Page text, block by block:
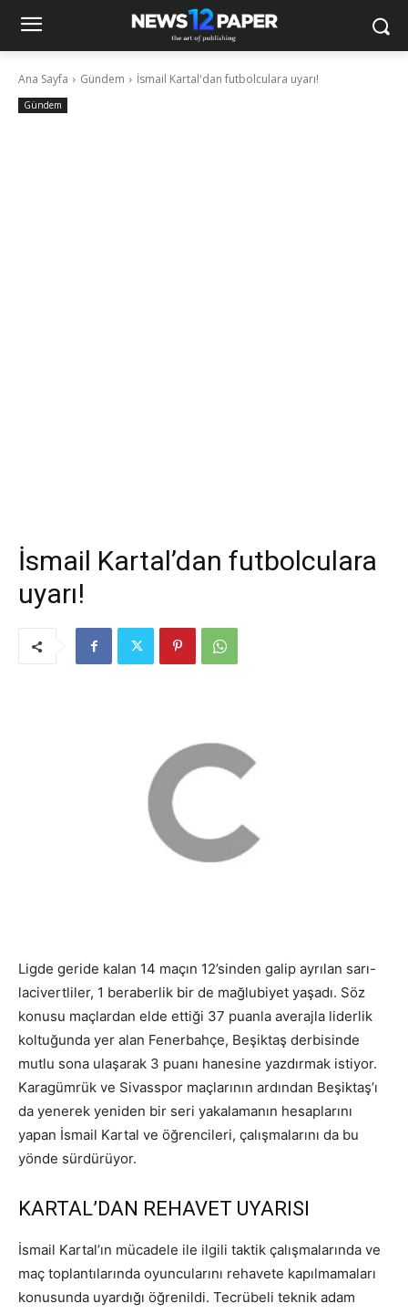
Ana Sayfa Gündem İsmail Kartal'dan futbolculara uyarı!
Gündem
İsmail Kartal’dan futbolculara
uyarı!
Ligde geride kalan 14 maçın 12’sinden galip ayrılan sarı-
lacivertliler, 1 beraberlik bir de mağlubiyet yaşadı. Söz
konusu maçlardan elde ettiği 37 puanla averajla liderlik
koltuğunda yer alan Fenerbahçe, Beşiktaş derbisinde
mutlu sona ulaşarak 3 puanı hanesine yazdırmak istiyor.
Karagümrük ve Sivasspor maçlarının ardından Beşiktaş’ı
da yenerek yeniden bir seri yakalamanın hesaplarını
yapan İsmail Kartal ve öğrencileri, çalışmalarını da bu
yönde sürdürüyor.
KARTAL’DAN REHAVET UYARISI
İsmail Kartal’ın mücadele ile ilgili taktik çalışmalarında ve
maç toplantılarında oyuncularını rehavete kapılmamaları
konusunda uyardığı öğrenildi. Tecrübeli teknik adam